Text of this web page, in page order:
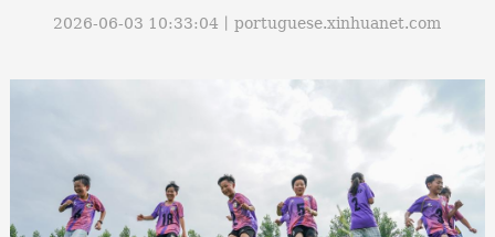
2026-06-03 10:33:04丨portuguese.xinhuanet.com